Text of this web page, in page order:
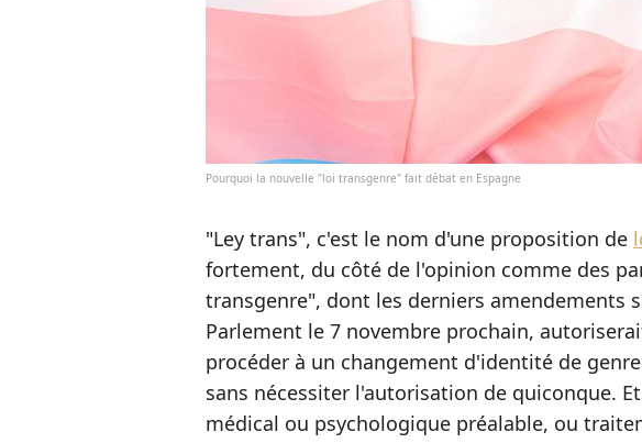
Pourquoi la nouvelle "loi transgenre" fait débat en Espagne
"Ley trans", c'est le nom d'une proposition de
fortement, du côté de l'opinion comme des
transgenre", dont les derniers amendements
Parlement le 7 novembre prochain,
procéder à un changement d'identité de
sans nécessiter l'autorisation de quiconque.
médical ou psychologique préalable, ou